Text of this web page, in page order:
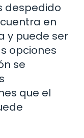
despedido
en
y puede ser
opciones
se
que el